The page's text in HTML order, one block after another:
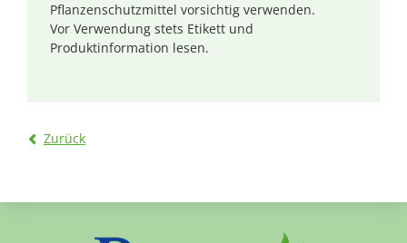
Pflanzenschutzmittel vorsichtig verwenden.
Vor Verwendung stets Etikett und
Produktinformation lesen.
Zurück